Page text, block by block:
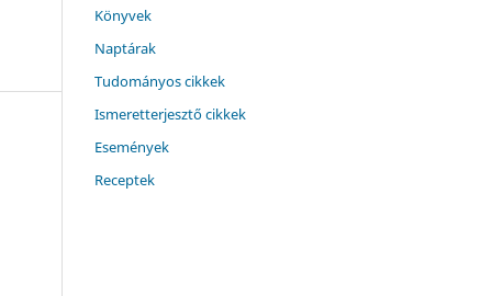
Könyvek
Naptárak
Tudományos cikkek
Ismeretterjesztő cikkek
Események
Receptek